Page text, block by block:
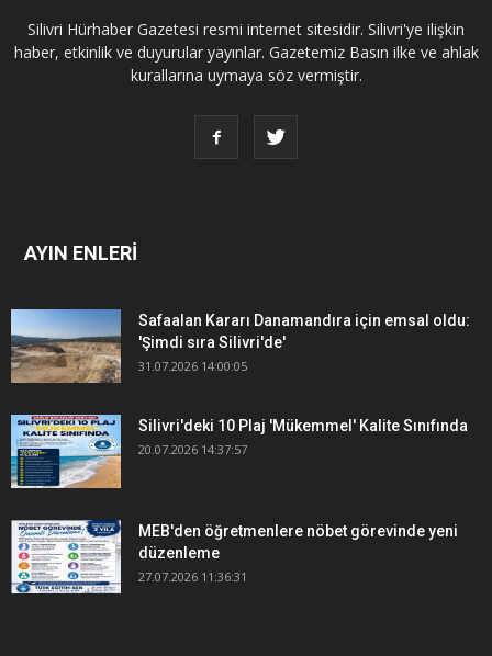
Silivri Hürhaber Gazetesi resmi internet sitesidir. Silivri'ye ilişkin
haber, etkinlik ve duyurular yayınlar. Gazetemiz Basın ilke ve ahlak
kurallarına uymaya söz vermiştir.
AYIN ENLERİ
Safaalan Kararı Danamandıra için emsal oldu:
'Şimdi sıra Silivri'de'
31.07.2026 14:00:05
Silivri'deki 10 Plaj 'Mükemmel' Kalite Sınıfında
20.07.2026 14:37:57
MEB'den öğretmenlere nöbet görevinde yeni
düzenleme
27.07.2026 11:36:31